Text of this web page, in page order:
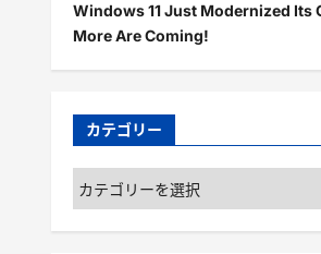
Windows 11 Just Modernized Its
More Are Coming!
カテゴリー
カ
テ
ゴ